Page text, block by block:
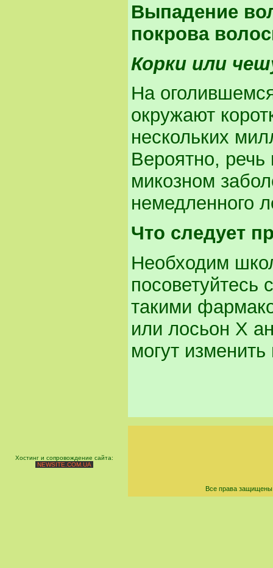
Выпадение
покрова
Корки или
На
окружают
нескольких
Вероятно,
микозном
немедленного
Что следует
Необходим
посоветуйтесь
такими
или лосьон X
могут
Хостинг и сопровождение сайта:
NEWSITE.COM.UA
Все права